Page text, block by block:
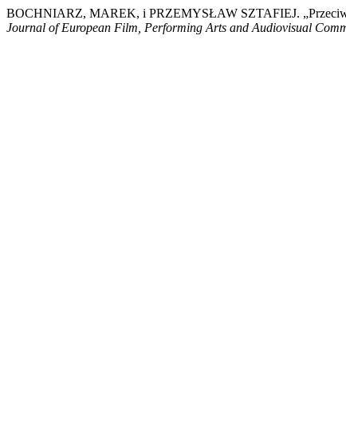
BOCHNIARZ, MAREK, i PRZEMYSŁAW SZTAFIEJ. „Przeciw
Journal of European Film, Performing Arts and Audiovisual